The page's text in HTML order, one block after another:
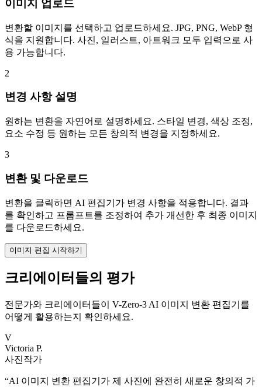
이미지 업로드
변환할 이미지를 선택하고 업로드하세요. JPG, PNG, WebP 형
식을 지원합니다. 사진, 일러스트, 아트워크 모두 입력으로 사
용 가능합니다.
2
변경 사항 설명
원하는 변환을 자연어로 설명하세요. 스타일 변경, 색상 조정,
요소 수정 등 원하는 모든 창의적 변경을 지정하세요.
3
변환 및 다운로드
변환을 클릭하면 AI 편집기가 변경 사항을 적용합니다. 결과
를 확인하고 프롬프트를 조정하여 추가 개선한 후 최종 이미지
를 다운로드하세요.
이미지 편집 시작하기
크리에이터들의 평가
전문가와 크리에이터들이 V-Zero-3 AI 이미지 변환 편집기를
어떻게 활용하는지 확인하세요.
V
Victoria P.
사진작가
“AI 이미지 변환 편집기가 제 사진에 완전히 새로운 창의적 가